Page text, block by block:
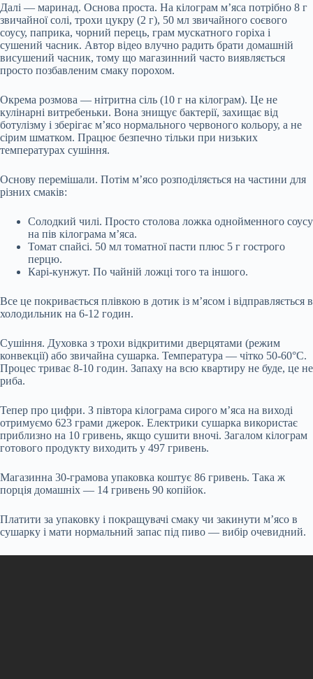
Далі — маринад. Основа проста. На кілограм м’яса потрібно 8 г
звичайної солі, трохи цукру (2 г), 50 мл звичайного соєвого
соусу, паприка, чорний перець, грам мускатного горіха і
сушений часник. Автор відео влучно радить брати домашній
висушений часник, тому що магазинний часто виявляється
просто позбавленим смаку порохом.
Окрема розмова — нітритна сіль (10 г на кілограм). Це не
кулінарні витребеньки. Вона знищує бактерії, захищає від
ботулізму і зберігає м’ясо нормального червоного кольору, а не
сірим шматком. Працює безпечно тільки при низьких
температурах сушіння.
Основу перемішали. Потім м’ясо розподіляється на частини для
різних смаків:
Солодкий чилі. Просто столова ложка однойменного соусу
на пів кілограма м’яса.
Томат спайсі. 50 мл томатної пасти плюс 5 г гострого
перцю.
Карі-кунжут. По чайній ложці того та іншого.
Все це покривається плівкою в дотик із м’ясом і відправляється в
холодильник на 6-12 годин.
Сушіння. Духовка з трохи відкритими дверцятами (режим
конвекції) або звичайна сушарка. Температура — чітко 50-60°C.
Процес триває 8-10 годин. Запаху на всю квартиру не буде, це не
риба.
Тепер про цифри. З півтора кілограма сирого м’яса на виході
отримуємо 623 грами джерок. Електрики сушарка використає
приблизно на 10 гривень, якщо сушити вночі. Загалом кілограм
готового продукту виходить у 497 гривень.
Магазинна 30-грамова упаковка коштує 86 гривень. Така ж
порція домашніх — 14 гривень 90 копійок.
Платити за упаковку і покращувачі смаку чи закинути м’ясо в
сушарку і мати нормальний запас під пиво — вибір очевидний.